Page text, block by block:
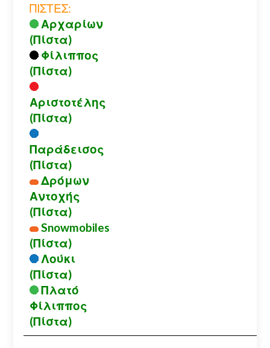
ΠΙΣΤΕΣ:
Αρχαρίων
(Πίστα)
Φίλιππος
(Πίστα)
Αριστοτέλης
(Πίστα)
Παράδεισος
(Πίστα)
Δρόμων
Αντοχής
(Πίστα)
Snowmobiles
(Πίστα)
Λούκι
(Πίστα)
Πλατό
Φίλιππος
(Πίστα)